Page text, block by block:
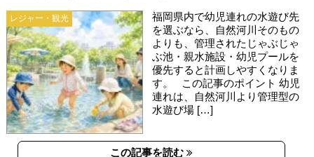
レジャー・観光
福岡県内で幼児連れの水遊び先
を選ぶなら、自然河川そのもの
よりも、管理されたじゃぶじゃ
ぶ池・親水施設・幼児プールを
優先すると計画しやすくなりま
す。 この記事のポイント 幼児
連れは、自然河川より管理型の
水遊び場 […]
この記事を読む